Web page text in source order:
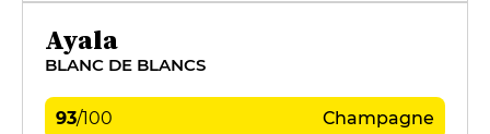
Ayala
BLANC DE BLANCS
93/100 Champagne